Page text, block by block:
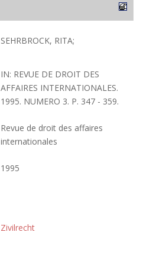
SEHRBROCK, RITA;
IN: REVUE DE DROIT DES
AFFAIRES INTERNATIONALES.
1995. NUMERO 3. P. 347 - 359.
Revue de droit des affaires
internationales
1995
Zivilrecht